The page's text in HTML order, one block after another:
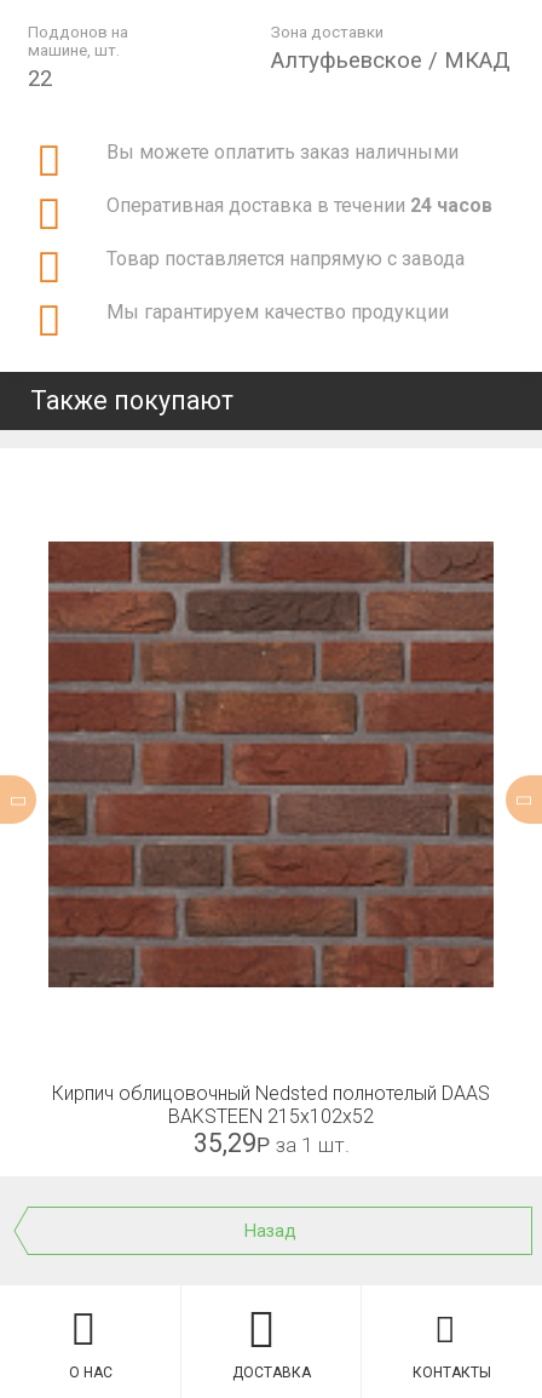
Поддонов на
машине, шт.
22
Зона доставки
Алтуфьевское / МКАД
Вы можете оплатить заказ наличными
Оперативная доставка в течении 24 часов
Товар поставляется напрямую с завода
Мы гарантируем качество продукции
Также покупают
Кирпич облицовочный Nedsted полнотелый DAAS
BAKSTEEN 215x102x52
35,29Р за 1 шт.
Назад
О НАС ДОСТАВКА КОНТАКТЫ